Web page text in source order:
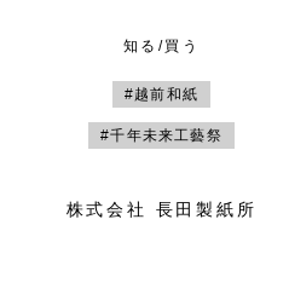
知る/買う
#越前和紙
#千年未来工藝祭
株式会社 長田製紙所